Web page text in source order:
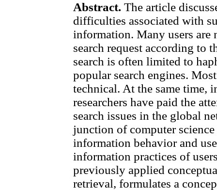
Abstract. The article
difficulties associated with
information. Many users
search request according to
search is often limited to
popular search engines.
technical. At the same time,
researchers have paid the
search issues in the global
junction of computer
information behavior and
information practices of
previously applied
retrieval, formulates a